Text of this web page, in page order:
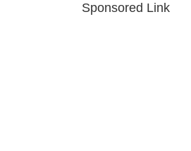
Sponsored Link